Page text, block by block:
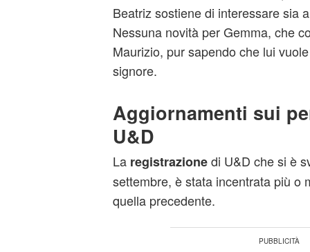
Beatriz sostiene di interessare sia
Nessuna novità per Gemma, che
Maurizio, pur sapendo che lui
signore.
Aggiornamenti sui
U&D
La registrazionedi U&D che si è
settembre, è stata incentrata più o
quella precedente.